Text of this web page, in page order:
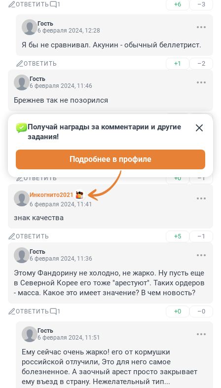
ОТВЕТИТЬ 1 +6 –3
Гость
6 февраля 2024, 12:28
Я бы не сравнивал. Акунин - обычный беллетрист.
ОТВЕТИТЬ +1 –2
Гость
6 февраля 2024, 11:46
Брежнев так не позорился
Гость
Как Байден, пообщавшийся с Миттераном?
ОТВЕТИТЬ +0 –1
Инкогнито2021
Получай награды за комментарии и другие
задания!
Подробнее в профиле
6 февраля 2024, 11:41
знак качества
ОТВЕТИТЬ +5 –1
Гость
6 февраля 2024, 11:36
Этому Фандорину не холодно, не жарко. Ну пусть еще
в Северной Корее его тоже "арестуют". Таких ордеров
- масса. Какое это имеет значение? В чем новость?
ОТВЕТИТЬ 1 +0 –0
Гость
6 февраля 2024, 11:51
Ему сейчас очень жарко! его от кормушки
российской отлучили, Это для него самое
болезненное. А заочный арест просто закрывает
ему въезд в страну. Нежелательный тип...